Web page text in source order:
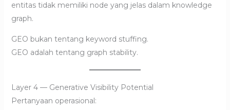
entitas tidak memiliki node yang jelas dalam knowledge
graph.
GEO bukan tentang keyword stuffing.
GEO adalah tentang graph stability.
Layer 4 — Generative Visibility Potential
Pertanyaan operasional: